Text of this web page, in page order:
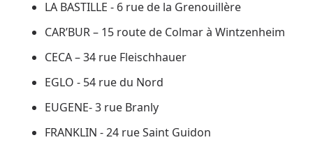
LA BASTILLE - 6 rue de la Grenouillère
CAR’BUR – 15 route de Colmar à Wintzenheim
CECA – 34 rue Fleischhauer
EGLO - 54 rue du Nord
EUGENE- 3 rue Branly
FRANKLIN - 24 rue Saint Guidon